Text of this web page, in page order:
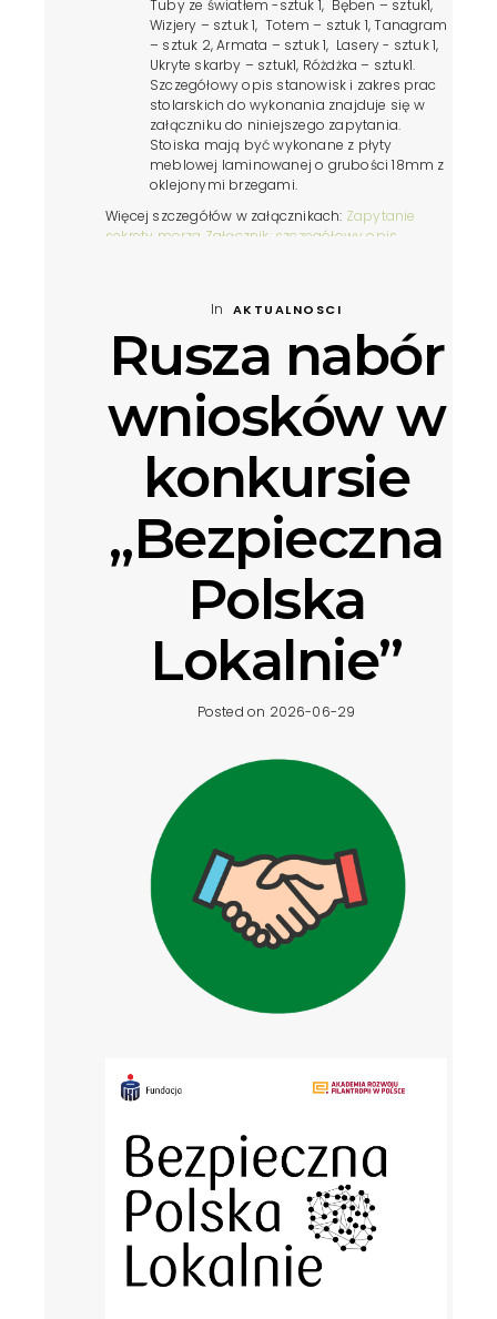
Tuby ze światłem -sztuk 1, Bęben – sztuk1,
Wizjery – sztuk 1, Totem – sztuk 1, Tanagram
– sztuk 2, Armata – sztuk 1, Lasery - sztuk 1,
Ukryte skarby – sztuk1, Różdżka – sztuk1.
Szczegółowy opis stanowisk i zakres prac
stolarskich do wykonania znajduje się w
załączniku do niniejszego zapytania.
Stoiska mają być wykonane z płyty
meblowej laminowanej o grubości 18mm z
oklejonymi brzegami.
Więcej szczegółów w załącznikach: Zapytanie
sekrety morza Załącznik: szczegółowy opis
In AKTUALNOSCI
Rusza nabór
wniosków w
konkursie
„Bezpieczna
Polska
Lokalnie”
Posted on 2026-06-29